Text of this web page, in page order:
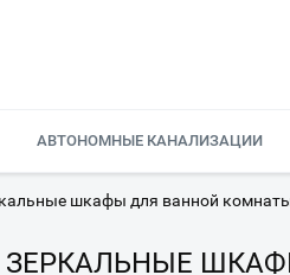
АВТОНОМНЫЕ КАНАЛИЗАЦИИ
шкафы для ванной
ЗЕРКАЛЬНЫЕ